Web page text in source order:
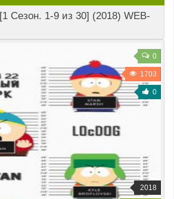
Сезон. 1-9 из 30] (2018) WEB-
0
1703
0
2018